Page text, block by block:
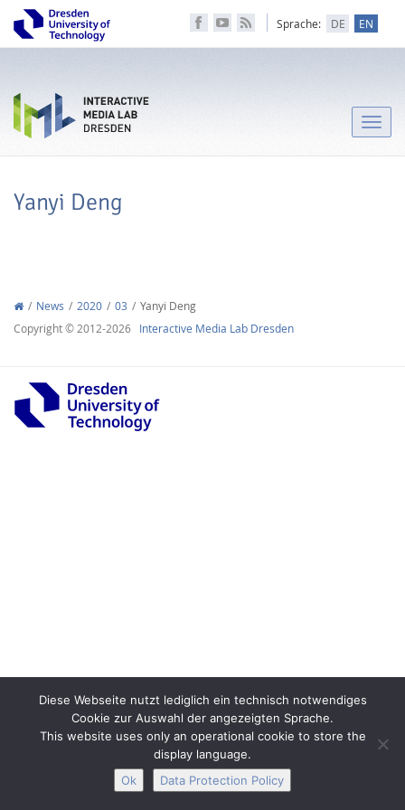
Sprache: DE EN
Toggle
Yanyi Deng
News 2020 03
Yanyi Deng
Copyright © 2012-2026 Interactive Media Lab Dresden
Diese Webseite nutzt lediglich ein technisch notwendiges
Cookie zur Auswahl der angezeigten Sprache.
This website uses only an operational cookie to store the
display language.
Ok
Data Protection Policy